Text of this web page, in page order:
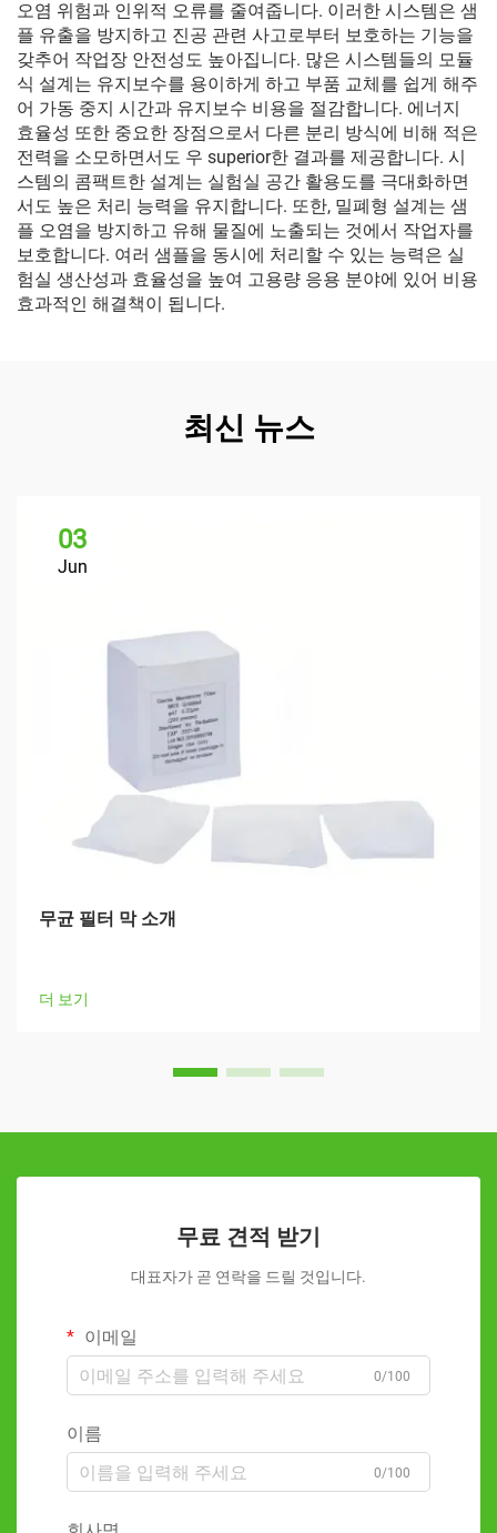
오염 위험과 인위적 오류를 줄여줍니다. 이러한 시스템은 샘
플 유출을 방지하고 진공 관련 사고로부터 보호하는 기능을
갖추어 작업장 안전성도 높아집니다. 많은 시스템들의 모듈
식 설계는 유지보수를 용이하게 하고 부품 교체를 쉽게 해주
어 가동 중지 시간과 유지보수 비용을 절감합니다. 에너지
효율성 또한 중요한 장점으로서 다른 분리 방식에 비해 적은
전력을 소모하면서도 우 superior한 결과를 제공합니다. 시
스템의 콤팩트한 설계는 실험실 공간 활용도를 극대화하면
서도 높은 처리 능력을 유지합니다. 또한, 밀폐형 설계는 샘
플 오염을 방지하고 유해 물질에 노출되는 것에서 작업자를
보호합니다. 여러 샘플을 동시에 처리할 수 있는 능력은 실
험실 생산성과 효율성을 높여 고용량 응용 분야에 있어 비용
효과적인 해결책이 됩니다.
최신 뉴스
03
Jun
무균 필터 막 소개
더 보기
무료 견적 받기
대표자가 곧 연락을 드릴 것입니다.
이메일
0/100
이름
0/100